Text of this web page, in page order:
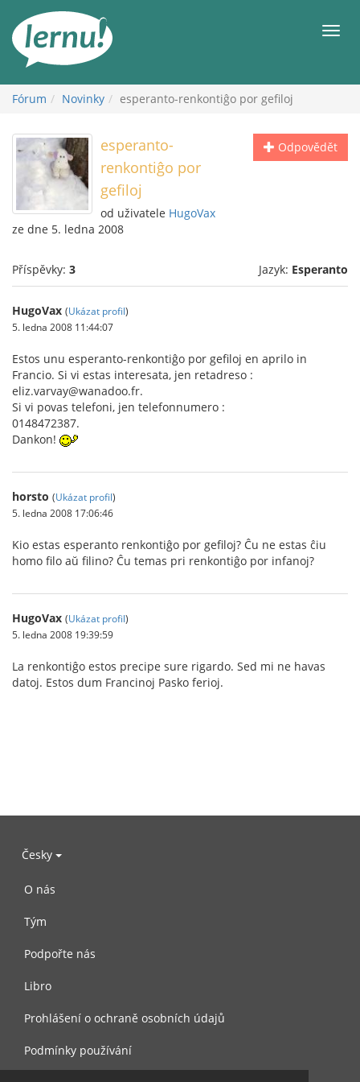
obsahu
Fórum Novinky esperanto-renkontiĝo por gefiloj
Odpovědět
esperanto-
renkontiĝo por
gefiloj
od uživatele HugoVax
ze dne 5. ledna 2008
Příspěvky: 3 Jazyk: Esperanto
HugoVax (Ukázat profil)
5. ledna 2008 11:44:07
Estos unu esperanto-renkontiĝo por gefiloj en aprilo in
Francio. Si vi estas interesata, jen retadreso :
eliz.varvay@wanadoo.fr.
Si vi povas telefoni, jen telefonnumero :
0148472387.
Dankon!
horsto (Ukázat profil)
5. ledna 2008 17:06:46
Kio estas esperanto renkontiĝo por gefiloj? Ĉu ne estas ĉiu
homo filo aŭ filino? Ĉu temas pri renkontiĝo por infanoj?
HugoVax (Ukázat profil)
5. ledna 2008 19:39:59
La renkontiĝo estos precipe sure rigardo. Sed mi ne havas
datoj. Estos dum Francinoj Pasko ferioj.
Česky
O nás
Tým
Podpořte nás
Libro
Prohlášení o ochraně osobních údajů
Podmínky používání